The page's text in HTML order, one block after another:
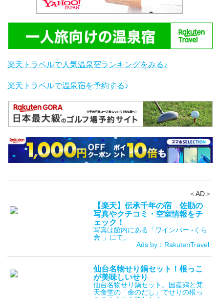
楽天トラベルで人気温泉宿ランキングをみる♪
楽天トラベルで温泉宿を予約する♪
＜AD＞
【楽天】伝承千年の宿 佐勘の
写真やクチコミ・空室情報をチ
ェック！
写真は館内にある「ワインバー -くら
倉-」にて。
Ads by：RakutenTravel
仙台名物せり鍋セット！根っこ
が美味しいせり
仙台名物せり鍋セット。国産鶏と梵
天食堂の「命のだし」でせりの根っ